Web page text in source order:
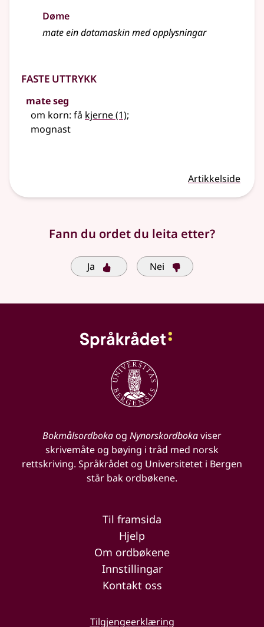
Døme
mate ein datamaskin med opplysningar
Faste uttrykk
mate seg
om korn: få kjerne(1);
mognast
Artikkelside
Fann du ordet du leita etter?
Ja Nei
Bokmålsordbokaog Nynorskordbokaviser
skrivemåte og bøying i tråd med norsk
rettskriving. Språkrådet og Universitetet i Bergen
står bak ordbøkene.
Til framsida
Hjelp
Om ordbøkene
Innstillingar
Kontakt oss
Tilgjengeerklæring